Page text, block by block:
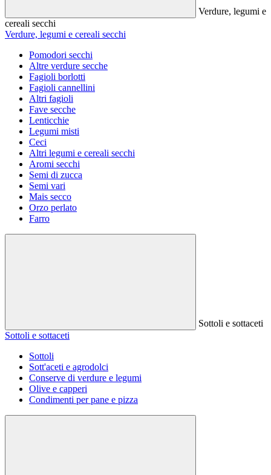
Verdure, legumi e
cereali secchi
Verdure, legumi e cereali secchi
Pomodori secchi
Altre verdure secche
Fagioli borlotti
Fagioli cannellini
Altri fagioli
Fave secche
Lenticchie
Legumi misti
Ceci
Altri legumi e cereali secchi
Aromi secchi
Semi di zucca
Semi vari
Mais secco
Orzo perlato
Farro
Sottoli e sottaceti
Sottoli e sottaceti
Sottoli
Sott'aceti e agrodolci
Conserve di verdure e legumi
Olive e capperi
Condimenti per pane e pizza